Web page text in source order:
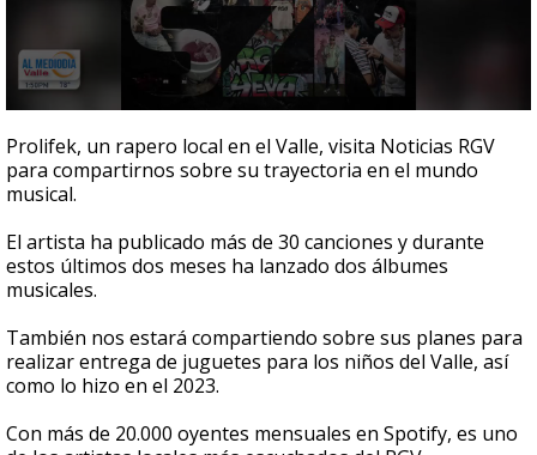
seconds
of
4
minutes,
seconds
Prolifek, un rapero local en el Valle, visita Noticias RGV
para compartirnos sobre su trayectoria en el mundo
musical.
El artista ha publicado más de 30 canciones y durante
estos últimos dos meses ha lanzado dos álbumes
musicales.
También nos estará compartiendo sobre sus planes para
realizar entrega de juguetes para los niños del Valle, así
como lo hizo en el 2023.
Con más de 20.000 oyentes mensuales en Spotify, es uno